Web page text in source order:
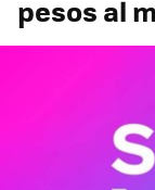
pesos al